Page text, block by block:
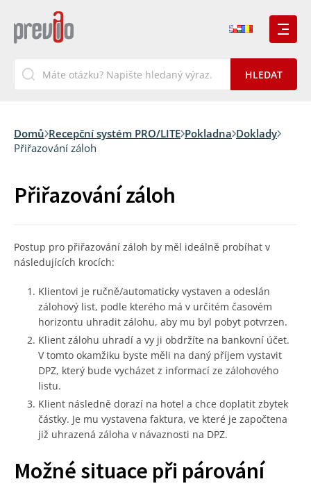
Domů Recepční systém PRO/LITE Pokladna Doklady
Přiřazování záloh
Přiřazování záloh
Postup pro přiřazování záloh by měl ideálně probíhat v
následujících krocích:
Klientovi je ručně/automaticky vystaven a odeslán
zálohový list, podle kterého má v určitém časovém
horizontu uhradit zálohu, aby mu byl pobyt potvrzen.
Klient zálohu uhradí a vy ji obdržíte na bankovní účet.
V tomto okamžiku byste měli na daný příjem vystavit
DPZ, který bude vycházet z informací ze zálohového
listu.
Klient následně dorazí na hotel a chce doplatit zbytek
částky. Je mu vystavena faktura, ve které je započtena
již uhrazená záloha v návaznosti na DPZ.
Možné situace při párování